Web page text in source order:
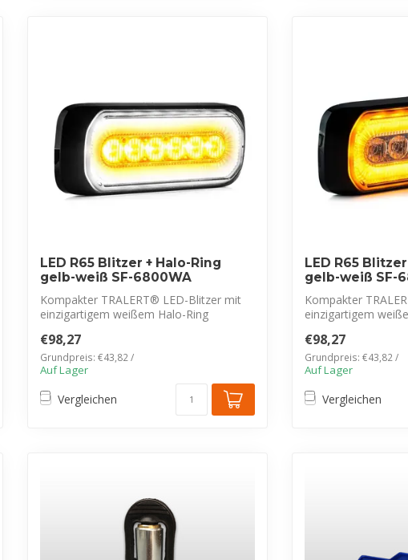
LED R65 Blitzer + Halo-Ring
gelb-weiß SF-6800WA
Kompakter TRALERT® LED-Blitzer mit
einzigartigem weißem Halo-Ring
€98,27
Grundpreis: €43,82 /
Auf Lager
Vergleichen
LED R65
gelb-weiß SF-
Kompakter
einzigartigem
€98,27
Grundpreis: €43,82 /
Auf Lager
Vergleichen